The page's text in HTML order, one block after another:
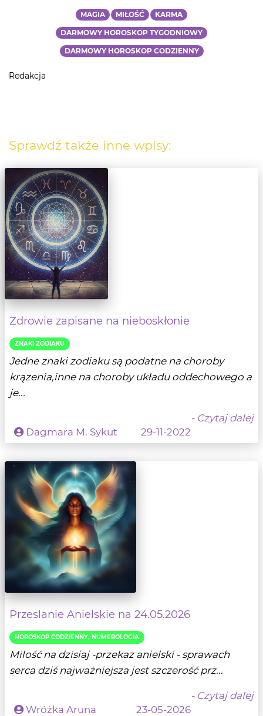
MAGIA MIŁOŚĆ KARMA
DARMOWY HOROSKOP TYGODNIOWY
DARMOWY HOROSKOP CODZIENNY
Redakcja
Sprawdź także inne wpisy:
Zdrowie zapisane na nieboskłonie
ZNAKI ZODIAKU
Jedne znaki zodiaku są podatne na choroby
krązenia,inne na choroby układu oddechowego a
je...
- Czytaj dalej
Dagmara M. Sykut
29-11-2022
Przeslanie Anielskie na 24.05.2026
HOROSKOP CODZIENNY, NUMEROLOGIA
Milość na dzisiaj -przekaz anielski - sprawach
serca dziś najważniejsza jest szczerość prz...
- Czytaj dalej
Wróżka Aruna
23-05-2026